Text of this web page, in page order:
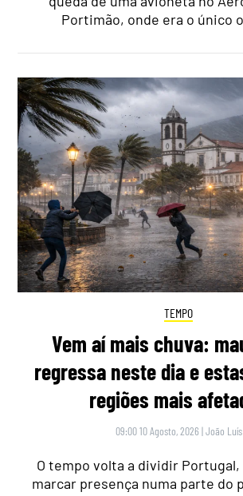
Portimão, onde era o único
TEMPO
Vem aí mais chuva:
regressa neste dia e
regiões mais
09:00 10 Agosto, 2026 |João Luís
O tempo volta a dividir Portugal,
marcar presença numa parte do